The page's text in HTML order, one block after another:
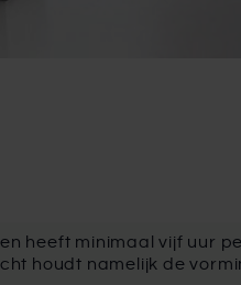
heeft minimaal vijf uur
houdt namelijk de